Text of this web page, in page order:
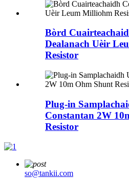
Bòrd
Dealanach Uèir
Resistor
Plug-in
Constantan 2W
Resistor
so@tankii.com